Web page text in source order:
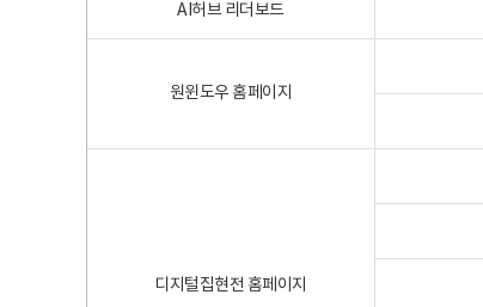
AI허브 리더보드
원윈도우 홈페이지
디지털집현전 홈페이지